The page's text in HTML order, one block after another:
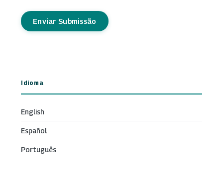
Enviar Submissão
Idioma
English
Español
Português